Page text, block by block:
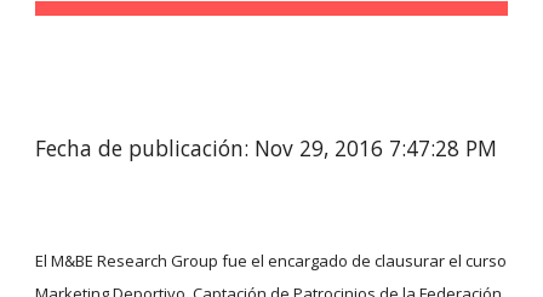
Fecha de publicación: Nov 29, 2016 7:47:28 PM
El M&BE Research Group fue el encargado de clausurar el curso